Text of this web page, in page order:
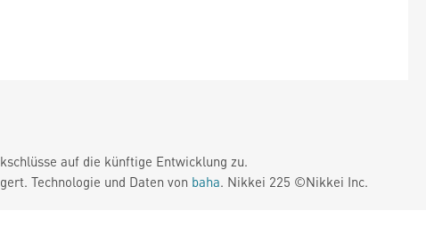
auf die künftige Entwicklung zu.
Technologie und Daten von baha. Nikkei 225 ©Nikkei Inc.